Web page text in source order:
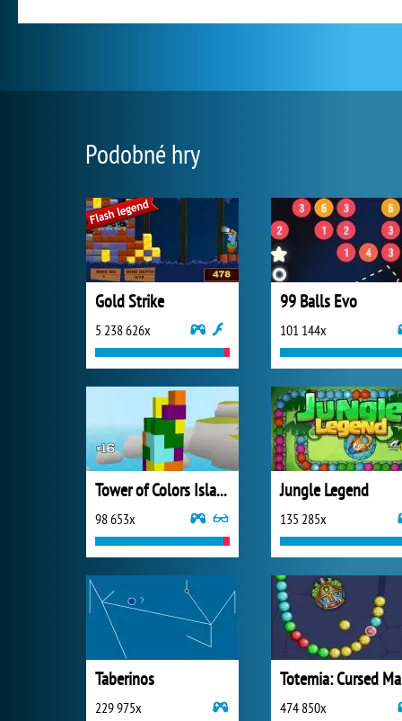
Podobné hry
Gold Strike
5 238 626x
99 Balls Evo
101 144x
Tower of Colors Island Edition
98 653x
Jungle Legend
135 285x
Taberinos
229 975x 474 850x